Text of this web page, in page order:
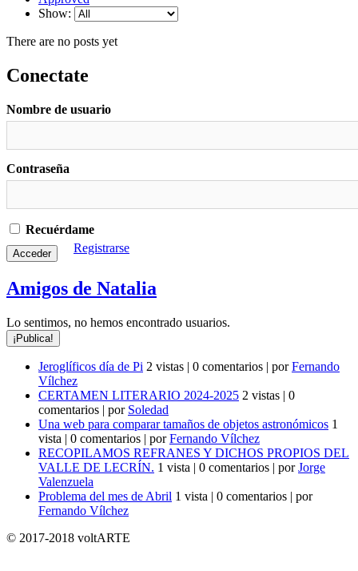
Show:
There are no posts yet
Conectate
Nombre de usuario
Contraseña
Recuérdame
Registrarse
Amigos de Natalia
Lo sentimos, no hemos encontrado usuarios.
¡Publica!
Jeroglíficos día de Pi 2 vistas | 0 comentarios | porFernando
Vílchez
CERTAMEN LITERARIO 2024-2025 2 vistas | 0
comentarios | por Soledad
Una web para comparar tamaños de objetos astronómicos 1
vista | 0 comentarios | porFernando Vílchez
RECOPILAMOS REFRANES Y DICHOS PROPIOS DEL
VALLE DE LECRÍN. 1 vista | 0 comentarios | porJorge
Valenzuela
Problema del mes de Abril 1 vista | 0 comentarios | por
Fernando Vílchez
© 2017-2018 voltARTE